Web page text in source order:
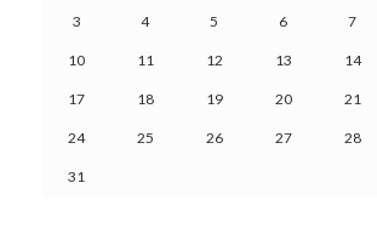
3 4 5 6 7
10 11 12 13 14
17 18 19 20 21
24 25 26 27 28
31